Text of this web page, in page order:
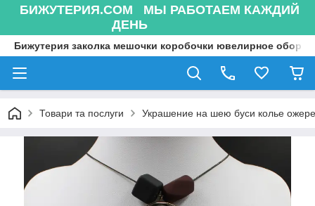
БИЖУТЕРИЯ.COM МЫ РАБОТАЕМ КАЖДИЙ
ДЕНЬ
Бижутерия заколка мешочки коробочки ювелирное
Товари та послуги Украшение на шею буси колье